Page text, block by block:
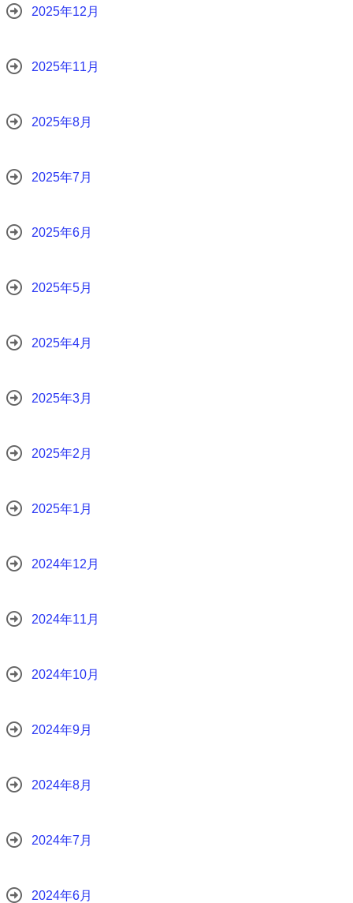
2025年12月
2025年11月
2025年8月
2025年7月
2025年6月
2025年5月
2025年4月
2025年3月
2025年2月
2025年1月
2024年12月
2024年11月
2024年10月
2024年9月
2024年8月
2024年7月
2024年6月